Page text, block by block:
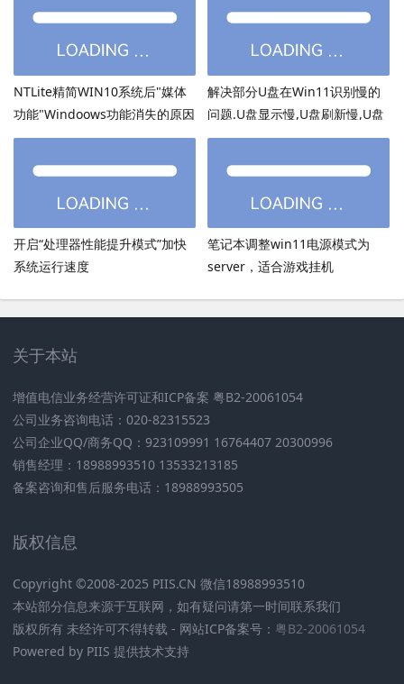
NTLite精简WIN10系统后"媒体
功能"Windoows功能消失的原因
解决部分U盘在Win11识别慢的
问题.U盘显示慢,U盘刷新慢,U盘
加载慢
开启“处理器性能提升模式”加快
系统运行速度
笔记本调整win11电源模式为
server，适合游戏挂机
关于本站
增值电信业务经营许可证和ICP备案 粤B2-20061054
公司业务咨询电话：020-82315523
公司企业QQ/商务QQ：923109991 16764407 20300996
销售经理：18988993510 13533213185
备案咨询和售后服务电话：18988993505
版权信息
Copyright ©2008-2025 PIIS.CN 微信18988993510
本站部分信息来源于互联网，如有疑问请第一时间联系我们
版权所有 未经许可不得转载 - 网站ICP备案号： 粤B2-20061054
Powered by PIIS 提供技术支持